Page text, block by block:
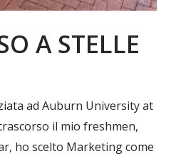
A STELLE
ad Auburn University at
il mio freshmen,
ho scelto Marketing come